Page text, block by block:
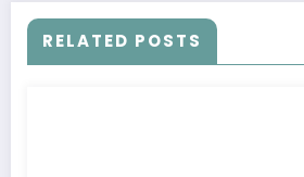
RELATED POSTS